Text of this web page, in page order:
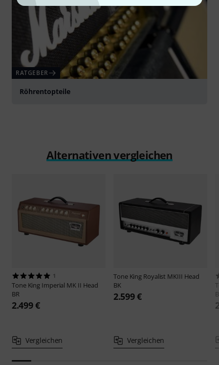
RATGEBER
Röhrentopteile
Alternativen vergleichen
1
Tone King Imperial MK II Head
BR
2.499 €
Vergleichen
Tone King Royalist MKIII Head
BK
2.599 €
Vergleichen